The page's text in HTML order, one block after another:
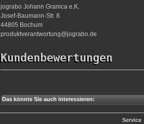
jograbo Johann Granica e.K.
Josef-Baumann-Str. 8
44805 Bochum
produktverantwortung@jograbo.de
Kundenbewertungen
Das könnte Sie auch interessieren:
Service